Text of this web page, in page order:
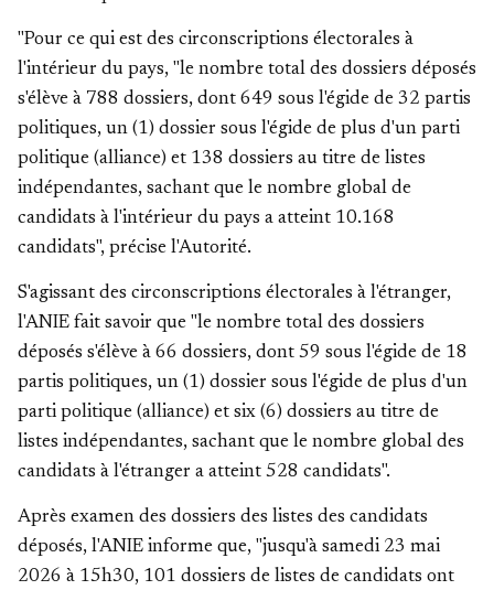
"Pour ce qui est des circonscriptions électorales à
l'intérieur du pays, "le nombre total des dossiers déposés
s'élève à 788 dossiers, dont 649 sous l'égide de 32 partis
politiques, un (1) dossier sous l'égide de plus d'un parti
politique (alliance) et 138 dossiers au titre de listes
indépendantes, sachant que le nombre global de
candidats à l'intérieur du pays a atteint 10.168
candidats", précise l'Autorité.
S'agissant des circonscriptions électorales à l'étranger,
l'ANIE fait savoir que "le nombre total des dossiers
déposés s'élève à 66 dossiers, dont 59 sous l'égide de 18
partis politiques, un (1) dossier sous l'égide de plus d'un
parti politique (alliance) et six (6) dossiers au titre de
listes indépendantes, sachant que le nombre global des
candidats à l'étranger a atteint 528 candidats".
Après examen des dossiers des listes des candidats
déposés, l'ANIE informe que, "jusqu'à samedi 23 mai
2026 à 15h30, 101 dossiers de listes de candidats ont